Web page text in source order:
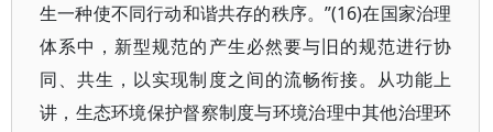
生一种使不同行动和谐共存的秩序。”(16)在国家治理
体系中，新型规范的产生必然要与旧的规范进行协
同、共生，以实现制度之间的流畅衔接。从功能上
讲，生态环境保护督察制度与环境治理中其他治理环